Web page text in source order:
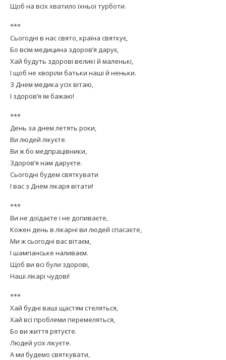
Щоб на всіх хватило їхньої турботи.
***
Сьогодні в нас свято, країна святкує,
Бо всім медицина здоров’я дарує,
Хай будуть здорові великі й маленькі,
І щоб не хворіли батьки наші й неньки.
З Днем медика усіх вітаю,
І здоров’я їм бажаю!
***
День за днем летять роки,
Ви людей лікуєте.
Ви ж бо медпрацівники,
Здоров’я нам даруєте.
Сьогодні будем святкувати
І вас з Днем лікаря вітати!
***
Ви не доїдаєте і не допиваєте,
Кожен день в лікарні ви людей спасаєте,
Ми ж сьогодні вас вітаєм,
І шампанське наливаєм.
Щоб ви всі були здорові,
Наші лікарі чудові!
***
Хай будні ваші щастям стеляться,
Хай всі проблеми перемеляться,
Бо ви життя рятуєте.
Людей усіх лікуєте.
А ми будемо святкувати,